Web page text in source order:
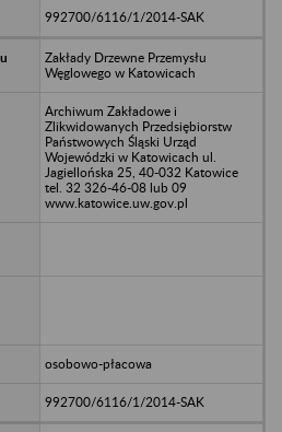
992700/6116/1/2014-SAK
Zakłady Drzewne Przemysłu
Węglowego w Katowicach
Archiwum Zakładowe i
Zlikwidowanych Przedsiębiorstw
Państwowych Śląski Urząd
Wojewódzki w Katowicach ul.
Jagiellońska 25, 40-032 Katowice
tel. 32 326-46-08 lub 09
www.katowice.uw.gov.pl
osobowo-płacowa
992700/6116/1/2014-SAK